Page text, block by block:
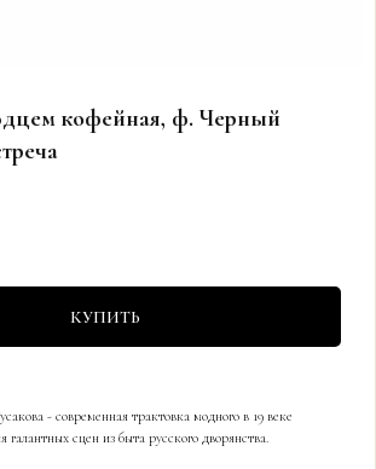
кофейная, ф. Черный
КУПИТЬ
- современная трактовка модного в 19 веке
галантных сцен из быта русского дворянства.